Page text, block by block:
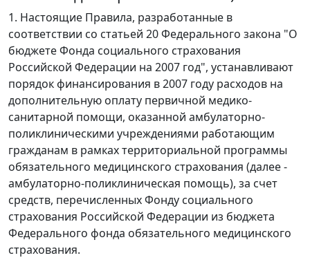
1. Настоящие Правила, разработанные в
соответствии со статьей 20 Федерального закона "О
бюджете Фонда социального страхования
Российской Федерации на 2007 год", устанавливают
порядок финансирования в 2007 году расходов на
дополнительную оплату первичной медико-
санитарной помощи, оказанной амбулаторно-
поликлиническими учреждениями работающим
гражданам в рамках территориальной программы
обязательного медицинского страхования (далее -
амбулаторно-поликлиническая помощь), за счет
средств, перечисленных Фонду социального
страхования Российской Федерации из бюджета
Федерального фонда обязательного медицинского
страхования.